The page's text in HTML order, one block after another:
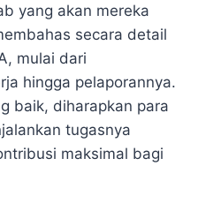
yang akan mereka
secara detail
mulai dari
hingga pelaporannya.
baik, diharapkan para
tugasnya
maksimal bagi